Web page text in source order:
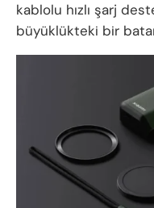
kablolu hızlı şarj
büyüklükteki bir